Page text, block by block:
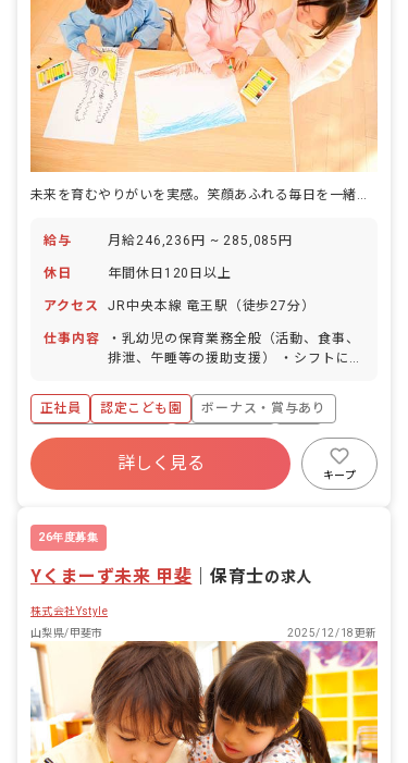
給与 月給246,236円 ~ 285,085円
休日 年間休日120日以上
アクセス JR中央本線 竜王駅（徒歩27分）
仕事内容
・乳幼児の保育業務全般（活動、食事、
排泄、午睡等の援助支援） ・シフトに応
確認、施錠確認 ・クラス担当業務 ・保
護者対応 ・連絡帳、日報月報、保育計画
等の入力業務 ・園内の環境整備 ・園行
事の担当
正社員 認定こども園
ボーナス・賞与あり
年間休日120日以上
社会保険完備
残業少なめ
昇給昇進あり
詳しく見る
キープ
26年度募集
Yくまーず未来 甲斐 ｜保育士の求人
株式会社Ystyle
山梨県/甲斐市
2025/12/18更新